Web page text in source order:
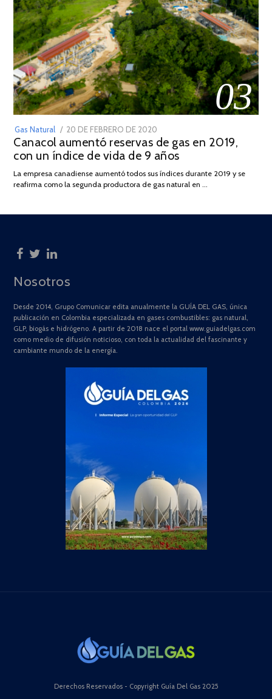
03
Gas Natural
POSTED
ON
20 DE FEBRERO DE 2020
DE
JULIO
2025
Canacol aumentó reservas de gas en 2019,
con un índice de vida de 9 años
La empresa canadiense aumentó todos sus índices durante 2019 y se
reafirma como la segunda productora de gas natural en …
Nosotros
Desde 2014, Grupo Comunicar edita anualmente la GUÍA DEL GAS, única
publicación en Colombia especializada en gases combustibles: gas natural,
GLP, biogás e hidrógeno. A partir de 2018 nace el portal www.guiadelgas.com
como medio de difusión noticioso, con toda la actualidad del fascinante y
cambiante mundo de la energía.
Derechos Reservados - Copyright Guía Del Gas 2025